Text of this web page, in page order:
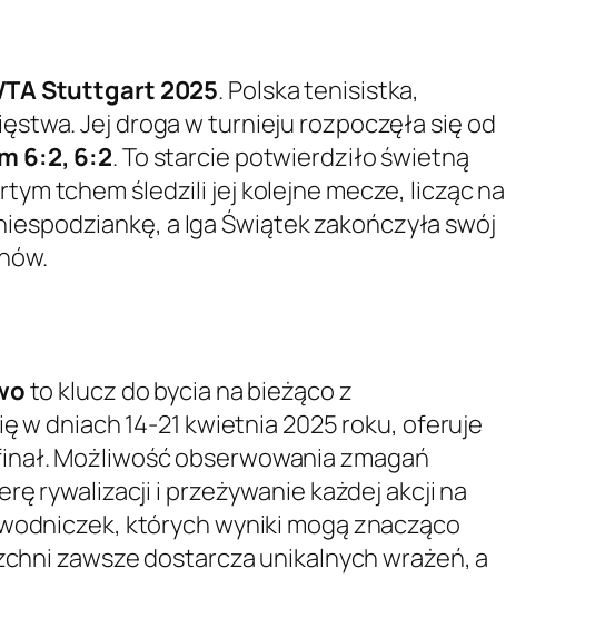
Stuttgart 2025. Polska tenisistka,
Jej droga w turnieju rozpoczęła się od
6:2, 6:2. To starcie potwierdziło świetną
tchem śledzili jej kolejne mecze, licząc na
a Iga Świątek zakończyła swój
to klucz do bycia na bieżąco z
w dniach 14-21 kwietnia 2025 roku, oferuje
Możliwość obserwowania zmagań
rywalizacji i przeżywanie każdej akcji na
których wyniki mogą znacząco
zawsze dostarcza unikalnych wrażeń, a